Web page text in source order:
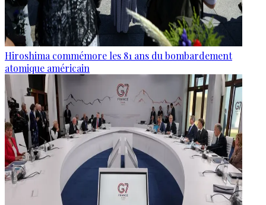
Hiroshima commémore les 81 ans du bombardement
atomique américain